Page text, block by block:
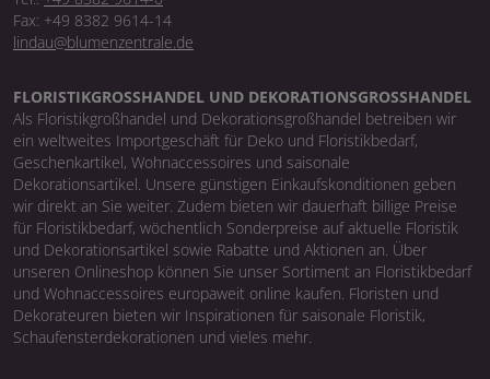
Fax: +49 8382 9614-14
lindau@blumenzentrale.de
FLORISTIKGROSSHANDEL UND DEKORATIONSGROSSHANDEL
Als Floristikgroßhandel und Dekorationsgroßhandel betreiben wir
ein weltweites Importgeschäft für Deko und Floristikbedarf,
Geschenkartikel, Wohnaccessoires und saisonale
Dekorationsartikel. Unsere günstigen Einkaufskonditionen geben
wir direkt an Sie weiter. Zudem bieten wir dauerhaft billige Preise
für Floristikbedarf, wöchentlich Sonderpreise auf aktuelle Floristik
und Dekorationsartikel sowie Rabatte und Aktionen an. Über
unseren Onlineshop können Sie unser Sortiment an Floristikbedarf
und Wohnaccessoires europaweit online kaufen. Floristen und
Dekorateuren bieten wir Inspirationen für saisonale Floristik,
Schaufensterdekorationen und vieles mehr.